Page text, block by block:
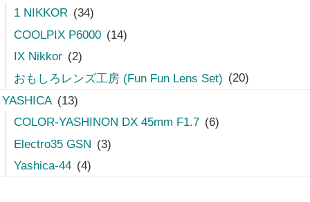
1 NIKKOR (34)
COOLPIX P6000 (14)
IX Nikkor (2)
おもしろレンズ工房 (Fun Fun Lens Set) (20)
YASHICA (13)
COLOR-YASHINON DX 45mm F1.7 (6)
Electro35 GSN (3)
Yashica-44 (4)